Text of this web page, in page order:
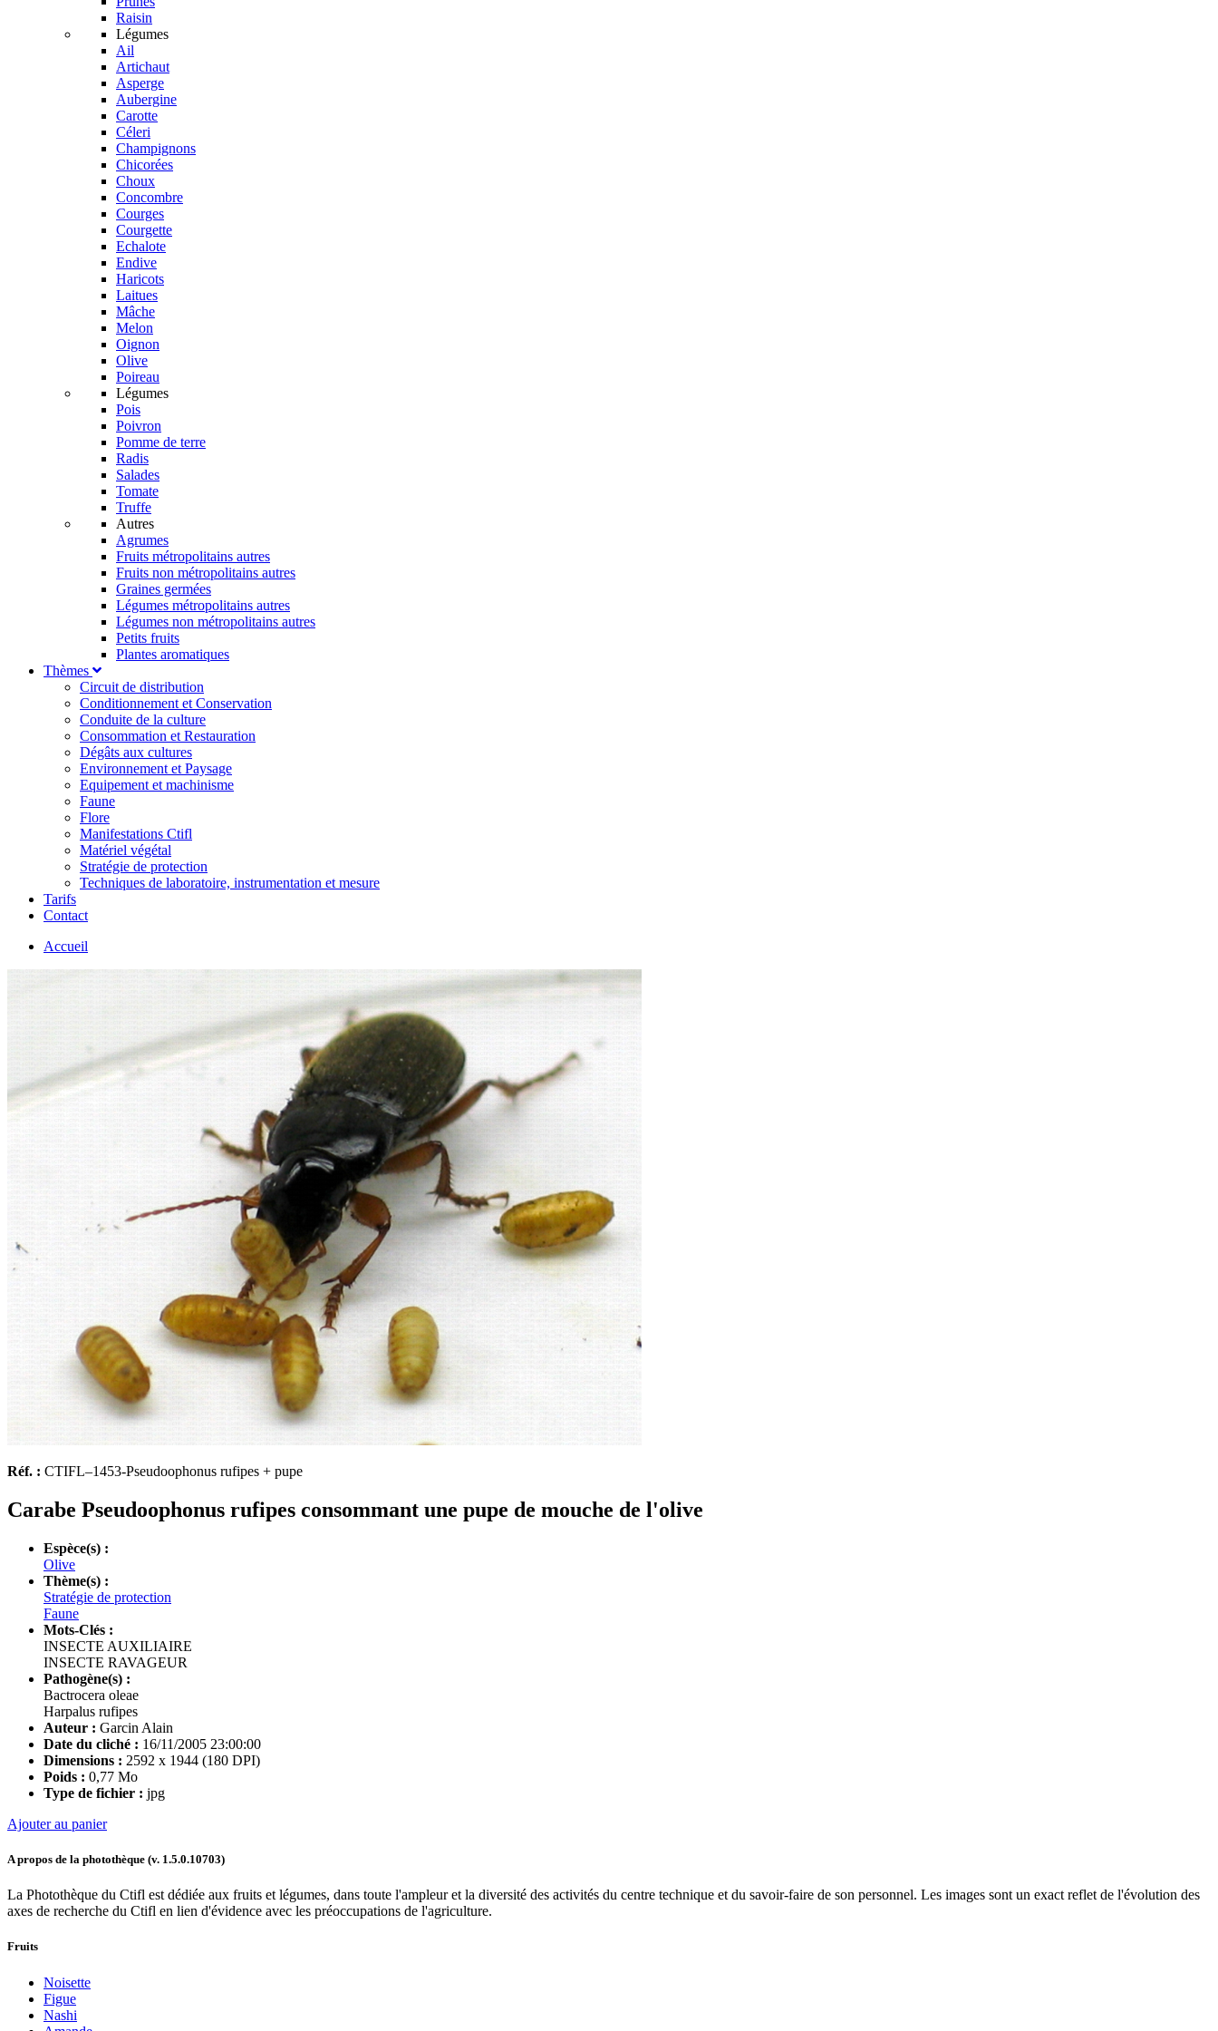
Raisin
Légumes
Ail
Artichaut
Asperge
Aubergine
Carotte
Céleri
Champignons
Chicorées
Choux
Concombre
Courges
Courgette
Echalote
Endive
Haricots
Laitues
Mâche
Melon
Oignon
Olive
Poireau
Légumes
Pois
Poivron
Pomme de terre
Radis
Salades
Tomate
Truffe
Autres
Agrumes
Fruits métropolitains autres
Fruits non métropolitains autres
Graines germées
Légumes métropolitains autres
Légumes non métropolitains autres
Petits fruits
Plantes aromatiques
Thèmes
Circuit de distribution
Conditionnement et Conservation
Conduite de la culture
Consommation et Restauration
Dégâts aux cultures
Environnement et Paysage
Equipement et machinisme
Faune
Flore
Manifestations Ctifl
Matériel végétal
Stratégie de protection
Techniques de laboratoire, instrumentation et mesure
Tarifs
Contact
Accueil
Réf. : CTIFL–1453-Pseudoophonus rufipes + pupe
Carabe Pseudoophonus rufipes consommant une pupe de mouche de l'olive
Espèce(s) :
Olive
Thème(s) :
Stratégie de protection
Faune
Mots-Clés :
INSECTE AUXILIAIRE
INSECTE RAVAGEUR
Pathogène(s) :
Bactrocera oleae
Harpalus rufipes
Auteur : Garcin Alain
Date du cliché : 16/11/2005 23:00:00
Dimensions : 2592 x 1944 (180 DPI)
Poids : 0,77 Mo
Type de fichier : jpg
Ajouter au panier
A propos de la photothèque (v. 1.5.0.10703)
La Photothèque du Ctifl est dédiée aux fruits et légumes, dans toute l'ampleur et la diversité des activités du centre technique et du savoir-faire de son personnel. Les images sont un exact reflet de l'évolution des
axes de recherche du Ctifl en lien d'évidence avec les préoccupations de l'agriculture.
Fruits
Noisette
Figue
Nashi